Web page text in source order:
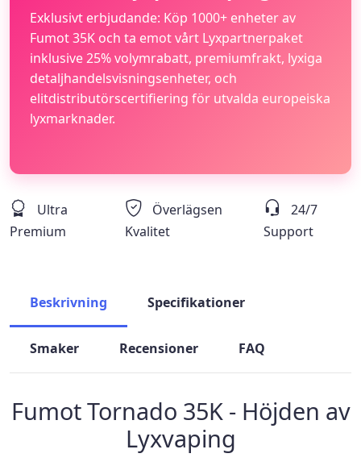
Exklusivt erbjudande: Köp 1000+ enheter av
Fumot 35K och ta emot vårt Lyxpartnerpaket
inklusive 25% volymrabatt, premiumfrakt, lyxiga
detaljhandelsvisningsenheter, och
elitdistributörscertifiering för utvalda europeiska
lyxmarknader.
Ultra
Premium
Överlägsen
Kvalitet
24/7
Support
Beskrivning Specifikationer
Smaker Recensioner FAQ
Fumot Tornado 35K - Höjden av
Lyxvaping